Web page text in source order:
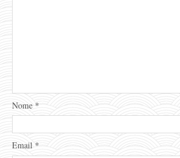
Nome *
Email *